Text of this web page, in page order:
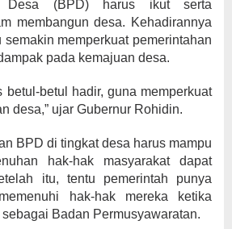
Desa (BPD) harus ikut serta
membangun desa. Kehadirannya
memperkuat pemerintahan
pada kemajuan desa.
betul-betul hadir, guna memperkuat
desa,” ujar Gubernur Rohidin.
BPD di tingkat desa harus mampu
hak-hak masyarakat dapat
itu, tentu pemerintah punya
hak-hak mereka ketika
Badan Permusyawaratan.